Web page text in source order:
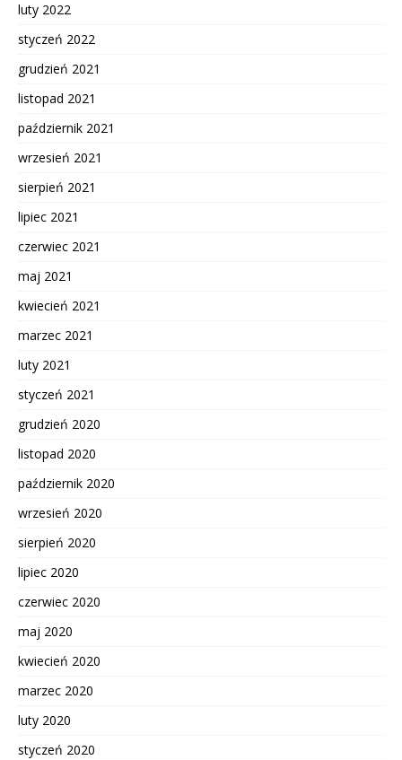
luty 2022
styczeń 2022
grudzień 2021
listopad 2021
październik 2021
wrzesień 2021
sierpień 2021
lipiec 2021
czerwiec 2021
maj 2021
kwiecień 2021
marzec 2021
luty 2021
styczeń 2021
grudzień 2020
listopad 2020
październik 2020
wrzesień 2020
sierpień 2020
lipiec 2020
czerwiec 2020
maj 2020
kwiecień 2020
marzec 2020
luty 2020
styczeń 2020